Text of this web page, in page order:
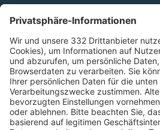
Kontakt
HÄUFIG BESUCHTE SEITEN
Pässe und Vereinswechsel
Trainerausbildung
Schulungsangebot Vereinsmitarbeiter
BFV-Geschäftsstellen